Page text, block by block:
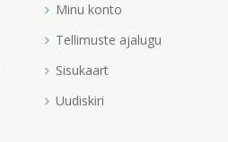
Minu konto
Tellimuste ajalugu
Sisukaart
Uudiskiri